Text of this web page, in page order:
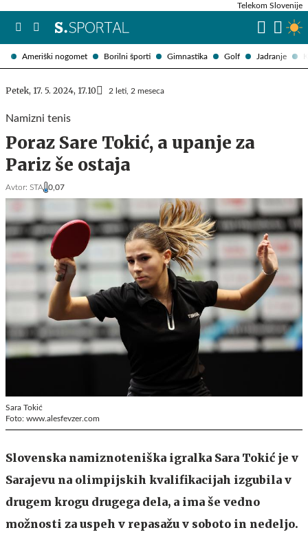
Ameriški nogomet Borilni športi Gimnastika Golf Jadranje
Telekom Slovenije
Petek, 17. 5. 2024, 17.10 2 leti, 2 meseca
Namizni tenis
Poraz Sare Tokić, a upanje za
Pariz še ostaja
Avtor: STA 0,07
Sara Tokić
Foto: www.alesfevzer.com
Slovenska namiznoteniška igralka Sara Tokić je v
Sarajevu na olimpijskih kvalifikacijah izgubila v
drugem krogu drugega dela, a ima še vedno
možnosti za uspeh v repasažu v soboto in nedeljo.